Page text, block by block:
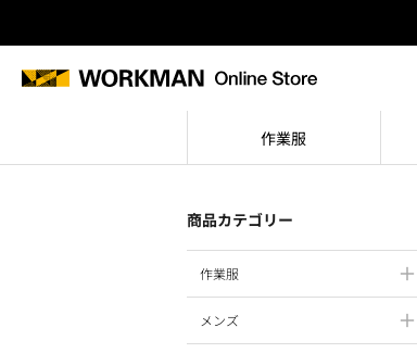
作業服
商品カテゴリー
作業服
メンズ